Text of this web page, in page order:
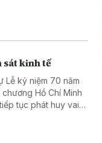
sát kinh tế
Lễ kỷ niệm 70 năm
Hồ Chí Minh
tục phát huy vai